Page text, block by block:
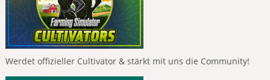
Werdet offizieller Cultivator & stärkt mit uns die Community!